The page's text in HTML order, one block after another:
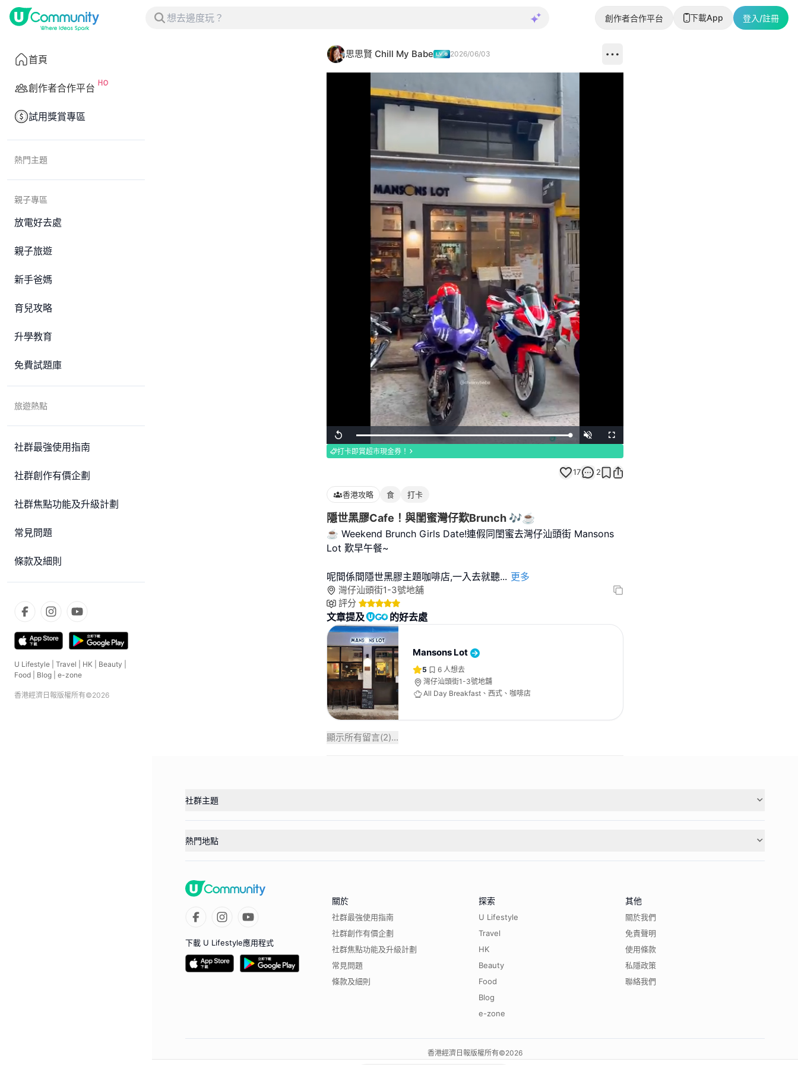
創作者合作平台 下載App 登入/註冊
首頁
創作者合作平台
試用獎賞專區
熱門主題
親子專區
放電好去處
親子旅遊
新手爸媽
育兒攻略
升學教育
免費試題庫
旅遊熱點
社群最強使用指南
社群創作有價企劃
社群焦點功能及升級計劃
常見問題
條款及細則
U Lifestyle Travel HK Beauty
Food
Blog e-zone
香港經濟日報版權所有©2026
思思賢 Chill My Babe 2026/06/03
Replay Loaded:
100.00%
Unmute Fullscreen
打卡即賞超市現金券！
17 2
香港攻略 食 打卡
隱世黑膠Cafe！與閨蜜灣仔歎Brunch 🎶☕️
☕ Weekend Brunch Girls Date!連假同閨蜜去灣仔汕頭街 Mansons
Lot 歎早午餐~
呢間係間隱世黑膠主題咖啡店,一入去就聽... 更多
灣仔汕頭街1-3號地舖
評分
文章提及 的好去處
Mansons Lot
5 6 人想去
灣仔汕頭街1-3號地舖
All Day Breakfast、西式、咖啡店
顯示所有留言(2)...
社群主題
熱門地點
下載 U Lifestyle應用程式
關於
社群最強使用指南
社群創作有價企劃
社群焦點功能及升級計劃
常見問題
條款及細則
探索
U Lifestyle
Travel
HK
Beauty
Food
Blog
e-zone
其他
關於我們
免責聲明
使用條款
私隱政策
聯絡我們
香港經濟日報版權所有©2026